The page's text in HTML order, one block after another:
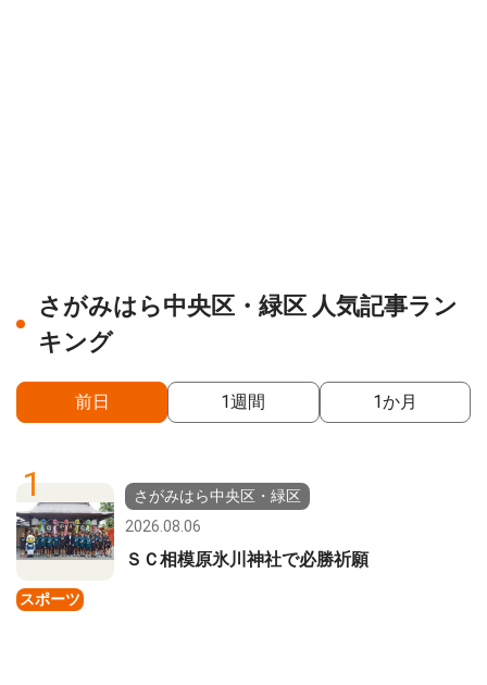
さがみはら中央区・緑区 人気記事ラン
キング
前日 1週間 1か月
1
スポーツ
さがみはら中央区・緑区
2026.08.06
ＳＣ相模原氷川神社で必勝祈願